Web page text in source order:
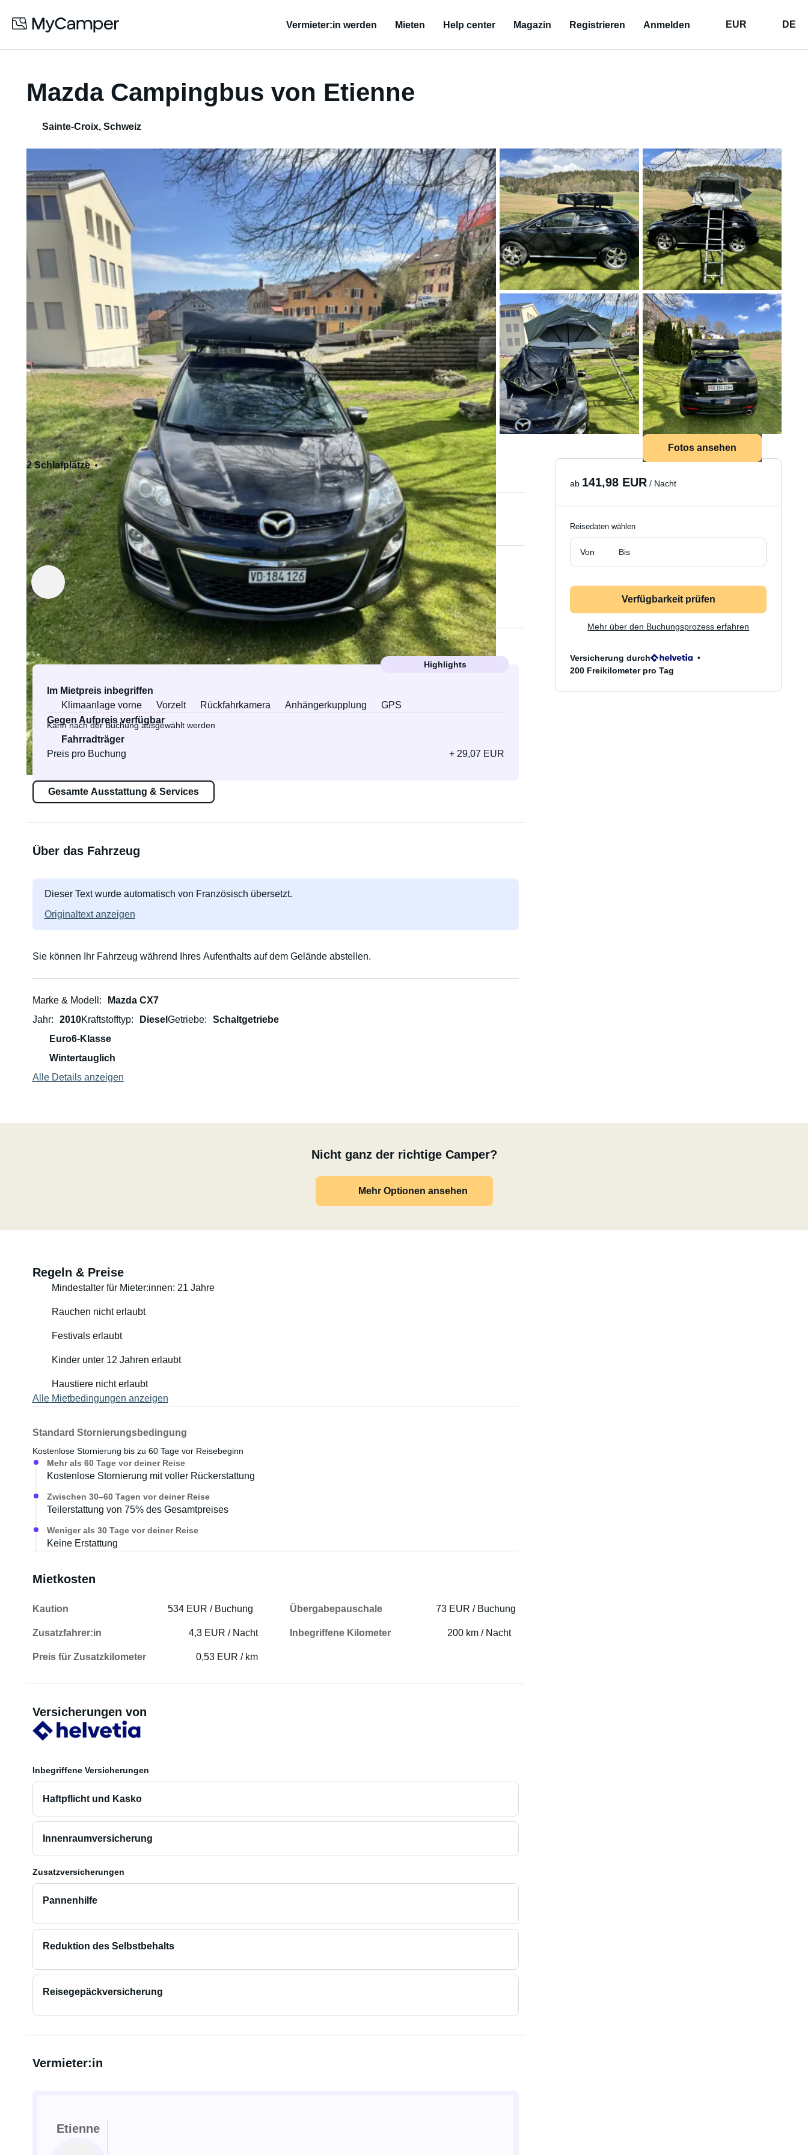
Vermieter:in werden Mieten Help center Magazin Registrieren Anmelden EUR DE
Mazda Campingbus von Etienne
Sainte-Croix, Schweiz
Fotos ansehen
2 Schlafplätze
5 Sitzplätze
Standardführerschein - Kat. B
Vermietet von Etienne
Die Identitätsprüfung erfolgt bei der
ersten Buchungsanfrage
Ausstattung & Services
Highlights
Im Mietpreis inbegriffen
Klimaanlage vorne
Vorzelt Rückfahrkamera Anhängerkupplung
GPS
Gegen Aufpreis verfügbar
Kann nach der Buchung ausgewählt werden
Fahrradträger
Preis pro Buchung
+ 29,07 EUR
Gesamte Ausstattung & Services
Über das Fahrzeug
Dieser Text wurde automatisch von Französisch übersetzt.
Originaltext anzeigen
Sie können Ihr Fahrzeug während Ihres Aufenthalts auf dem Gelände abstellen.
Marke & Modell
Mazda CX7
Jahr
2010Kraftstofftyp Diesel Getriebe
Schaltgetriebe
Euro6-Klasse
Wintertauglich
Alle Details anzeigen
Nicht ganz der richtige Camper?
Mehr Optionen ansehen
Regeln & Preise
Mindestalter für Mieter:innen: 21 Jahre
Rauchen nicht erlaubt
Festivals erlaubt
Kinder unter 12 Jahren erlaubt
Haustiere nicht erlaubt
Alle Mietbedingungen anzeigen
Standard Stornierungsbedingung
Kostenlose Stornierung bis zu 60 Tage vor Reisebeginn
Mehr als 60 Tage vor deiner Reise
Kostenlose Stornierung mit voller Rückerstattung
Zwischen 30–60 Tagen vor deiner Reise
Teilerstattung von 75% des Gesamtpreises
Weniger als 30 Tage vor deiner Reise
Keine Erstattung
Mietkosten
Kaution 534 EUR / Buchung Übergabepauschale 73 EUR / Buchung
Zusatzfahrer:in 4,3 EUR / Nacht Inbegriffene Kilometer 200 km / Nacht
Preis für Zusatzkilometer 0,53 EUR / km
Versicherungen von
Inbegriffene Versicherungen
Haftpflicht und Kasko
Innenraumversicherung
Zusatzversicherungen
Pannenhilfe
Reduktion des Selbstbehalts
Reisegepäckversicherung
Vermieter:in
Etienne
ab 141,98 EUR / Nacht
Reisedaten wählen
Von Bis
Verfügbarkeit prüfen
Mehr über den Buchungsprozess erfahren
Versicherung durch
200 Freikilometer pro Tag